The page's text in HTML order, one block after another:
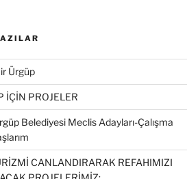
Ürgüp
İÇİN PROJELER
Belediyesi Meclis Adayları-Çalışma
CANLANDIRARAK REFAHIMIZI